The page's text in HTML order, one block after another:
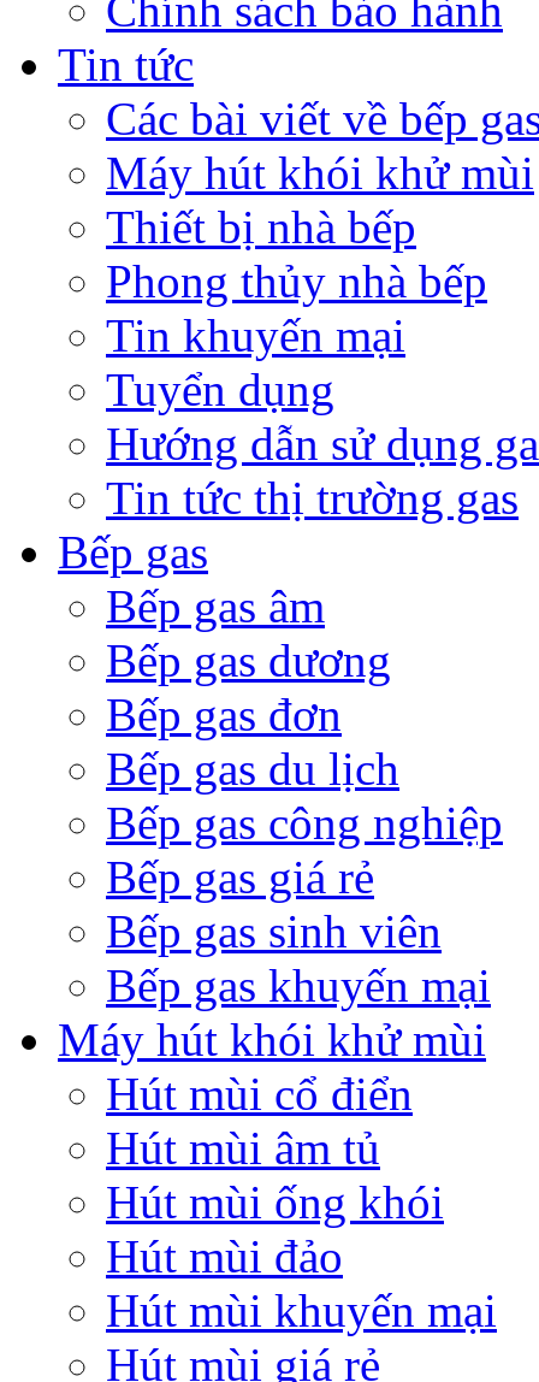
Tin tức
Các bài viết về bếp
Máy hút khói khử mùi
Thiết bị nhà bếp
Phong thủy nhà bếp
Tin khuyến mại
Tuyển dụng
Hướng dẫn sử dụng
Tin tức thị trường gas
Bếp gas
Bếp gas âm
Bếp gas dương
Bếp gas đơn
Bếp gas du lịch
Bếp gas công nghiệp
Bếp gas giá rẻ
Bếp gas sinh viên
Bếp gas khuyến mại
Máy hút khói khử mùi
Hút mùi cổ điển
Hút mùi âm tủ
Hút mùi ống khói
Hút mùi đảo
Hút mùi khuyến mại
Hút mùi giá rẻ